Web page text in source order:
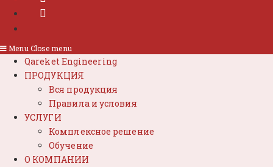
Menu Close menu
Qareket Engineering
ПРОДУКЦИЯ
Вся продукция
Правила и условия
УСЛУГИ
Комплексное решение
Обучение
О КОМПАНИИ